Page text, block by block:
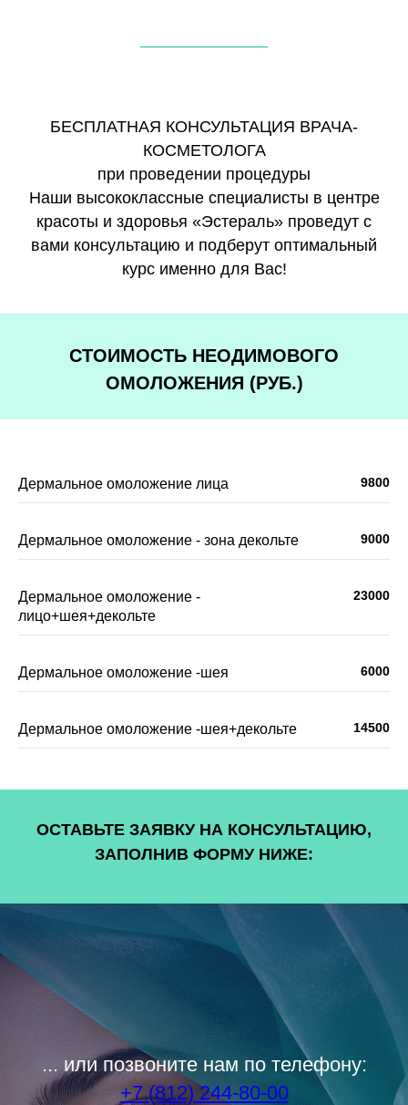
БЕСПЛАТНАЯ КОНСУЛЬТАЦИЯ ВРАЧА-
КОСМЕТОЛОГА
при проведении процедуры
Наши высококлассные специалисты в центре
красоты и здоровья «Эстераль» проведут с
вами консультацию и подберут оптимальный
курс именно для Вас!
СТОИМОСТЬ НЕОДИМОВОГО
ОМОЛОЖЕНИЯ (РУБ.)
Дермальное омоложение лица 9800
Дермальное омоложение - зона декольте 9000
Дермальное омоложение -
лицо+шея+декольте
23000
Дермальное омоложение -шея 6000
Дермальное омоложение -шея+декольте 14500
ОСТАВЬТЕ ЗАЯВКУ НА КОНСУЛЬТАЦИЮ,
ЗАПОЛНИВ ФОРМУ НИЖЕ:
... или позвоните нам по телефону:
+7 (812) 244-80-00